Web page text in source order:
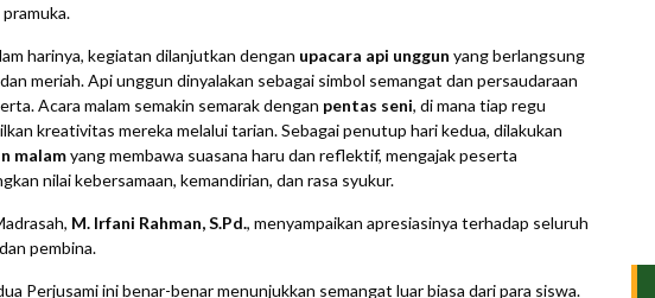
harinya, kegiatan dilanjutkan dengan upacara api unggun yang berlangsung
meriah. Api unggun dinyalakan sebagai simbol semangat dan persaudaraan
Acara malam semakin semarak dengan pentas seni, di mana tiap regu
kreativitas mereka melalui tarian. Sebagai penutup hari kedua, dilakukan
malamyang membawa suasana haru dan reflektif, mengajak peserta
nilai kebersamaan, kemandirian, dan rasa syukur.
M. Irfani Rahman, S.Pd., menyampaikan apresiasinya terhadap seluruh
pembina.
Perjusami ini benar-benar menunjukkan semangat luar biasa dari para siswa.